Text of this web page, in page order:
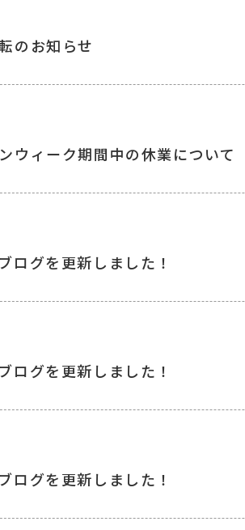
のお知らせ
ウィーク期間中の休業について
ログを更新しました！
ログを更新しました！
ログを更新しました！